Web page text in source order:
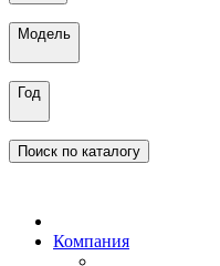
Модель
Год
Поиск по каталогу
Компания